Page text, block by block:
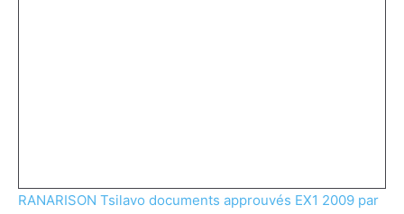
RANARISON Tsilavo documents approuvés EX1 2009 par